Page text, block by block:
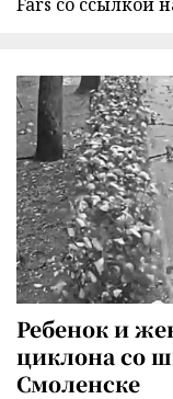
Ребенок и
циклона со
Смоленске